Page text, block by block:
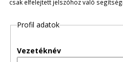
e
csak elfelejtett jelszóhoz való
Profil adatok
Vezetéknév